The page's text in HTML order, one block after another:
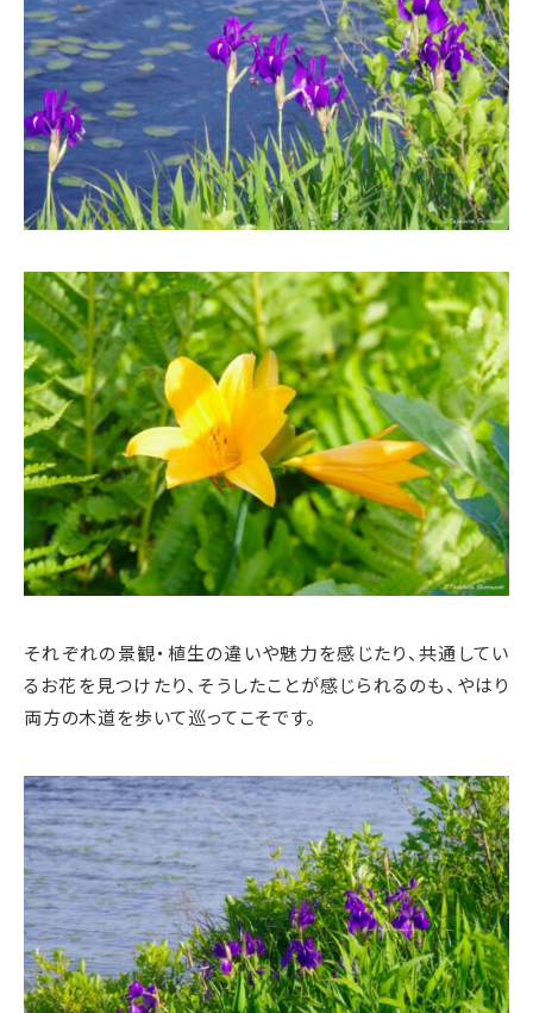
それぞれの景観・植生の違いや魅力を感じたり、共通してい
るお花を見つけたり、そうしたことが感じられるのも、やはり
両方の木道を歩いて巡ってこそです。